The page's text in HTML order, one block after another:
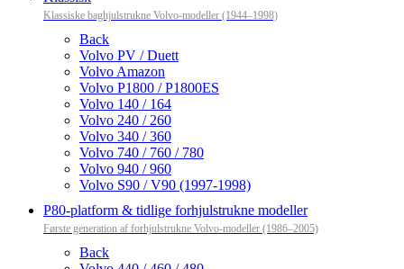
Klassiske baghjulstrukne Volvo-modeller (1944–1998)
Back
Volvo PV / Duett
Volvo Amazon
Volvo P1800 / P1800ES
Volvo 140 / 164
Volvo 240 / 260
Volvo 340 / 360
Volvo 740 / 760 / 780
Volvo 940 / 960
Volvo S90 / V90 (1997-1998)
P80-platform & tidlige forhjulstrukne modeller
Første generation af forhjulstrukne Volvo-modeller (1986–2005)
Back